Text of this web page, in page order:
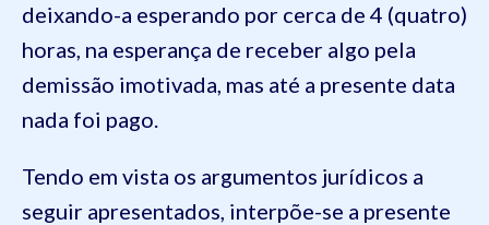
deixando-a esperando por cerca de 4 (quatro)
horas, na esperança de receber algo pela
demissão imotivada, mas até a presente data
nada foi pago.
Tendo em vista os argumentos jurídicos a
seguir apresentados, interpõe-se a presente